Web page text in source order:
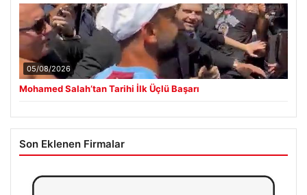
05/08/2026
Mohamed Salah’tan Tarihi İlk Üçlü Başarı
Son Eklenen Firmalar